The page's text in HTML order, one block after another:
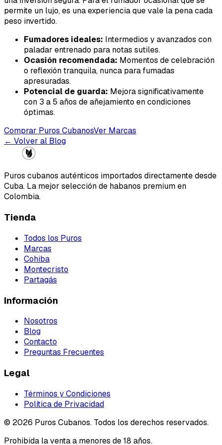
permite un lujo, es una experiencia que vale la pena cada
peso invertido.
Fumadores ideales: Intermedios y avanzados con
paladar entrenado para notas sutiles.
Ocasión recomendada: Momentos de celebración
o reflexión tranquila, nunca para fumadas
apresuradas.
Potencial de guarda: Mejora significativamente
con 3 a 5 años de añejamiento en condiciones
óptimas.
Comprar Puros CubanosVer Marcas
← Volver al Blog
Puros cubanos auténticos importados directamente desde
Cuba. La mejor selección de habanos premium en
Colombia.
Tienda
Todos los Puros
Marcas
Cohiba
Montecristo
Partagás
Información
Nosotros
Blog
Contacto
Preguntas Frecuentes
Legal
Términos y Condiciones
Política de Privacidad
© 2026 Puros Cubanos. Todos los derechos reservados.
Prohibida la venta a menores de 18 años.